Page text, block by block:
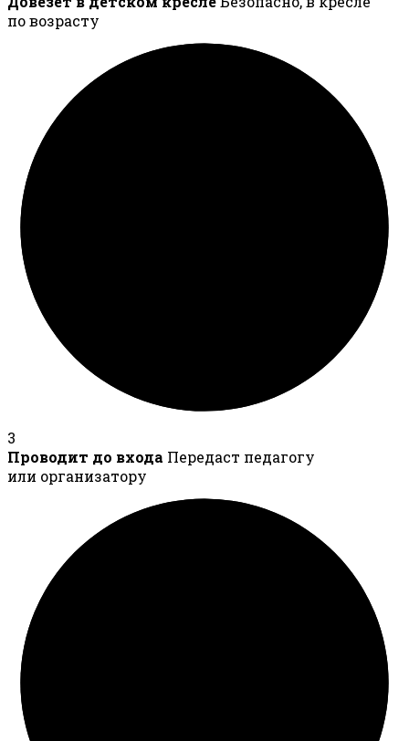
по возрасту
3
Проводит до входа Передаст педагогу
или организатору